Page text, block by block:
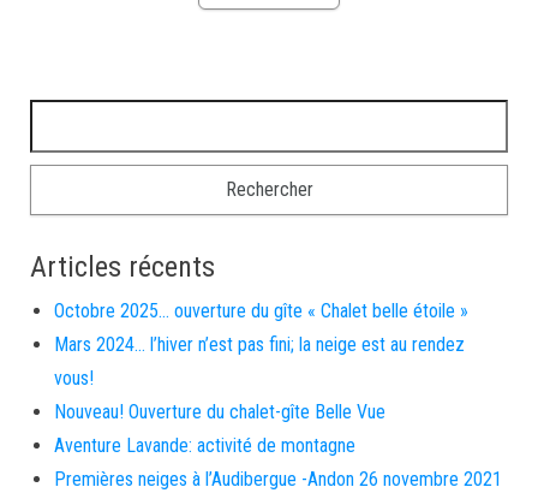
Articles récents
Octobre 2025… ouverture du gîte « Chalet belle étoile »
Mars 2024… l’hiver n’est pas fini; la neige est au rendez
vous!
Nouveau! Ouverture du chalet-gîte Belle Vue
Aventure Lavande: activité de montagne
Premières neiges à l’Audibergue -Andon 26 novembre 2021